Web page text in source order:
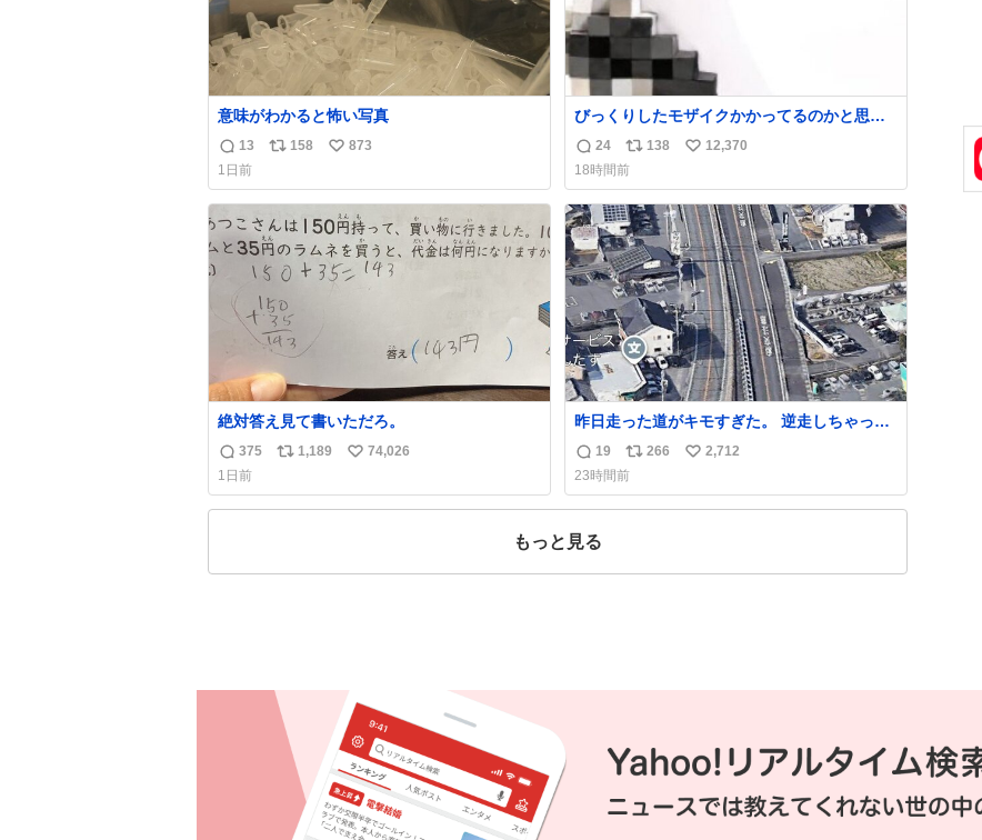
意味がわかると怖い写真
返
信
数
13
リ
ス
ト
数
158
い
ね
数
873
1日前
びっくりしたモザイクかかってるのかと思っ
た
返
信
数
24
リ
ポ
ス
ト
数
138
い
ね
数
12,370
18時間前
絶対答え見て書いただろ。
返
信
数
375
リ
ス
1,189
い
ね
74,026
1日前
昨日走った道がキモすぎた。 逆走しちゃった
かと思ったよ
返
信
数
19
リ
ポ
ス
266
い
ね
2,712
23時間前
もっと見る